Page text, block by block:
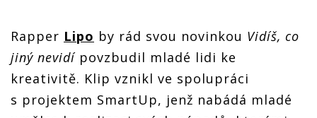
Rapper Lipo by rád svou novinkou Vidíš, co
jiný nevidípovzbudil mladé lidi ke
kreativitě. Klip vznikl ve spolupráci
s projektem SmartUp, jenž nabádá mladé